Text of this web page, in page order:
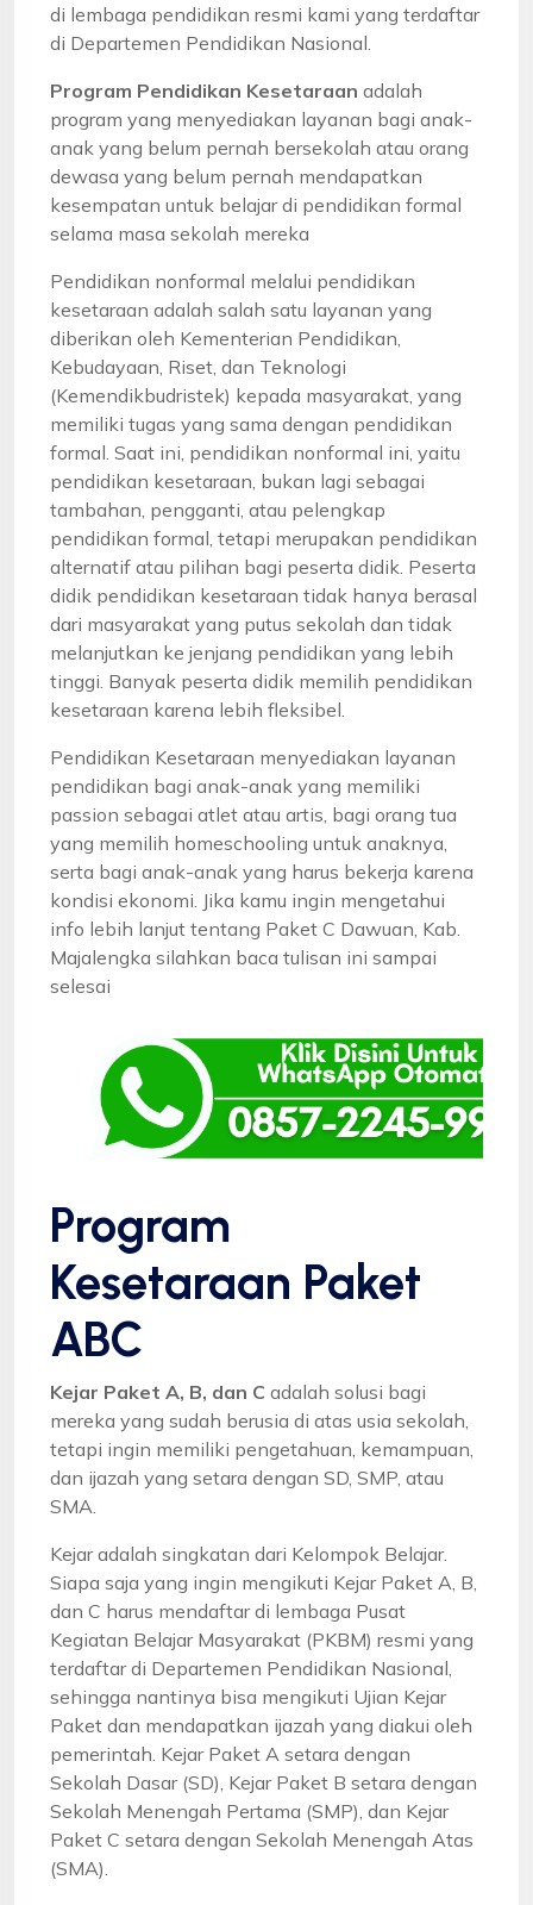
di lembaga pendidikan resmi kami yang terdaftar
di Departemen Pendidikan Nasional.
Program Pendidikan Kesetaraan adalah
program yang menyediakan layanan bagi anak-
anak yang belum pernah bersekolah atau orang
dewasa yang belum pernah mendapatkan
kesempatan untuk belajar di pendidikan formal
selama masa sekolah mereka
Pendidikan nonformal melalui pendidikan
kesetaraan adalah salah satu layanan yang
diberikan oleh Kementerian Pendidikan,
Kebudayaan, Riset, dan Teknologi
(Kemendikbudristek) kepada masyarakat, yang
memiliki tugas yang sama dengan pendidikan
formal. Saat ini, pendidikan nonformal ini, yaitu
pendidikan kesetaraan, bukan lagi sebagai
tambahan, pengganti, atau pelengkap
pendidikan formal, tetapi merupakan pendidikan
alternatif atau pilihan bagi peserta didik. Peserta
didik pendidikan kesetaraan tidak hanya berasal
dari masyarakat yang putus sekolah dan tidak
melanjutkan ke jenjang pendidikan yang lebih
tinggi. Banyak peserta didik memilih pendidikan
kesetaraan karena lebih fleksibel.
Pendidikan Kesetaraan menyediakan layanan
pendidikan bagi anak-anak yang memiliki
passion sebagai atlet atau artis, bagi orang tua
yang memilih homeschooling untuk anaknya,
serta bagi anak-anak yang harus bekerja karena
kondisi ekonomi. Jika kamu ingin mengetahui
info lebih lanjut tentang Paket C Dawuan, Kab.
Majalengka silahkan baca tulisan ini sampai
selesai
Program
Kesetaraan Paket
ABC
Kejar Paket A, B, dan C adalah solusi bagi
mereka yang sudah berusia di atas usia sekolah,
tetapi ingin memiliki pengetahuan, kemampuan,
dan ijazah yang setara dengan SD, SMP, atau
SMA.
Kejar adalah singkatan dari Kelompok Belajar.
Siapa saja yang ingin mengikuti Kejar Paket A, B,
dan C harus mendaftar di lembaga Pusat
Kegiatan Belajar Masyarakat (PKBM) resmi yang
terdaftar di Departemen Pendidikan Nasional,
sehingga nantinya bisa mengikuti Ujian Kejar
Paket dan mendapatkan ijazah yang diakui oleh
pemerintah. Kejar Paket A setara dengan
Sekolah Dasar (SD), Kejar Paket B setara dengan
Sekolah Menengah Pertama (SMP), dan Kejar
Paket C setara dengan Sekolah Menengah Atas
(SMA).